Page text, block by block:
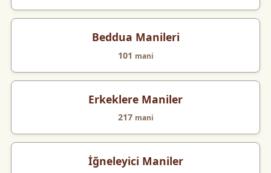
Beddua Manileri
101 mani
Erkeklere Maniler
217 mani
İğneleyici Maniler